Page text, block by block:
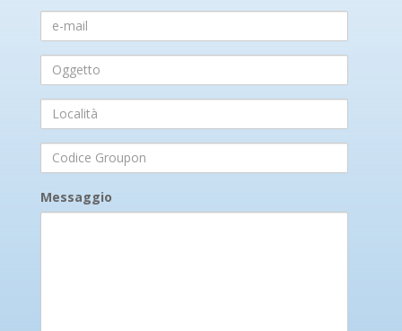
mail
Oggetto
Località
Codice
Groupon
Messaggio